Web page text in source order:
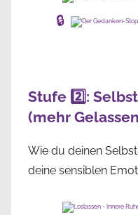
🔒
Stufe 2️⃣:
(mehr
Wie du deinen
deine sensiblen